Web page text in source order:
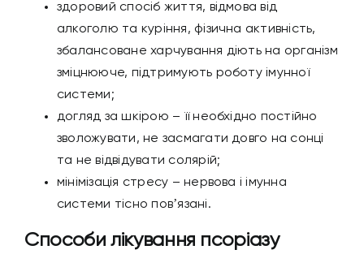
здоровий спосіб життя, відмова від
алкоголю та куріння, фізична активність,
збалансоване харчування діють на організм
зміцнююче, підтримують роботу імунної
системи;
догляд за шкірою – її необхідно постійно
зволожувати, не засмагати довго на сонці
та не відвідувати солярій;
мінімізація стресу – нервова і імунна
системи тісно повʼязані.
Способилікування псоріазу